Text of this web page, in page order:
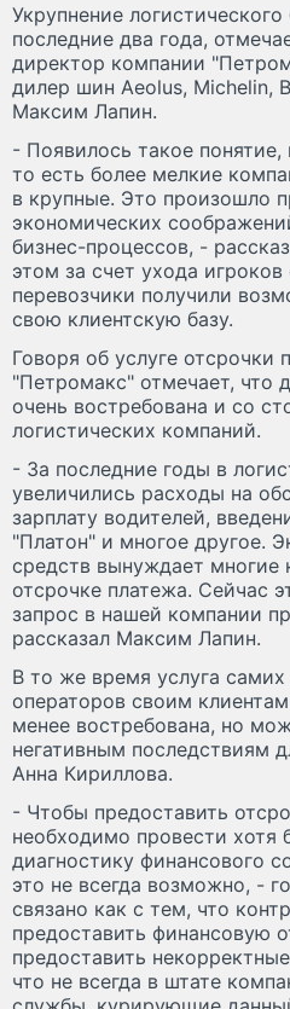
Укрупнение
последние два года,
директор компании
дилер шин Aeolus, Michelin,
Максим Лапин.
- Появилось такое
то есть более мелкие
в крупные. Это произошло
экономических
бизнес-процессов, -
этом за счет ухода
перевозчики получили
свою клиентскую базу.
Говоря об услуге отсрочки
"Петромакс" отмечает, что
очень востребована и со
логистических компаний.
- За последние годы в
увеличились расходы на
зарплату водителей,
"Платон" и многое другое.
средств вынуждает многие
отсрочке платежа. Сейчас
запрос в нашей компании
рассказал Максим Лапин.
В то же время услуга самих
операторов своим
менее востребована, но
негативным последствиям
Анна Кириллова.
- Чтобы предоставить
необходимо провести хотя
диагностику финансового
это не всегда возможно, -
связано как с тем, что
предоставить финансовую
предоставить
что не всегда в штате